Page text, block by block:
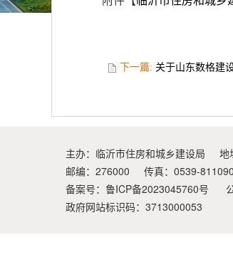
下一篇: 关于山东数格建
主办：临沂市住房和城乡建设局
地
邮编：276000
传真：0539-
备案号：鲁ICP备2023045760号
政府网站标识码：3713000053